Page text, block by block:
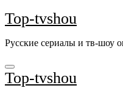
Перейти
к
Top-tvshou
Русские сериалы и тв-шоу
Top-tvshou